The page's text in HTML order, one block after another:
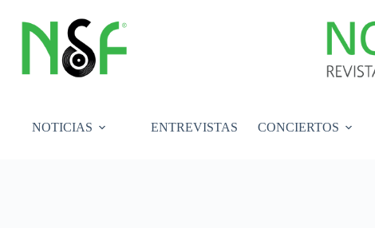
contenido
NOTICIAS ENTREVISTAS CONCIERTOS